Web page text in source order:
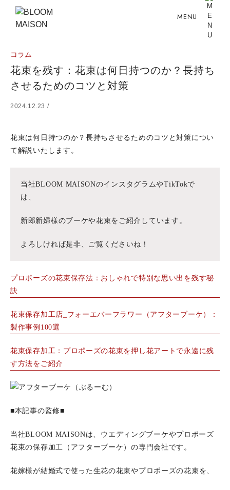
MENU
コラム
花束を残す：花束は何日持つのか？長持ち
させるためのコツと対策
2024.12.23 /
花束は何日持つのか？長持ちさせるためのコツと対策につい
て解説いたします。
当社BLOOM MAISONのインスタグラムやTikTokで
は、
新郎新婦様のブーケや花束をご紹介しています。
よろしければ是非、ご覧くださいね！
プロポーズの花束保存法：おしゃれで特別な思い出を残す秘
訣
花束保存加工店_フォーエバーフラワー（アフターブーケ）：
製作事例100選
花束保存加工：プロポーズの花束を押し花アートで永遠に残
す方法をご紹介
■本記事の監修■
当社BLOOM MAISONは、ウエディングブーケやプロポーズ
花束の保存加工（アフターブーケ）の専門会社です。
花嫁様が結婚式で使った生花の花束やプロポーズの花束を、